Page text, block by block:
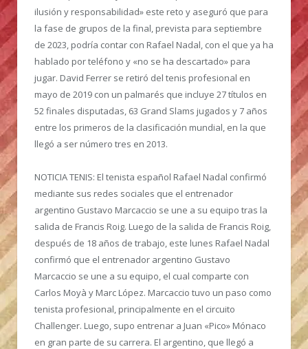
ilusión y responsabilidad» este reto y aseguró que para
la fase de grupos de la final, prevista para septiembre
de 2023, podría contar con Rafael Nadal, con el que ya ha
hablado por teléfono y «no se ha descartado» para
jugar. David Ferrer se retiró del tenis profesional en
mayo de 2019 con un palmarés que incluye 27 títulos en
52 finales disputadas, 63 Grand Slams jugados y 7 años
entre los primeros de la clasificación mundial, en la que
llegó a ser número tres en 2013.
NOTICIA TENIS: El tenista español Rafael Nadal confirmó
mediante sus redes sociales que el entrenador
argentino Gustavo Marcaccio se une a su equipo tras la
salida de Francis Roig. Luego de la salida de Francis Roig,
después de 18 años de trabajo, este lunes Rafael Nadal
confirmó que el entrenador argentino Gustavo
Marcaccio se une a su equipo, el cual comparte con
Carlos Moyà y Marc López. Marcaccio tuvo un paso como
tenista profesional, principalmente en el circuito
Challenger. Luego, supo entrenar a Juan «Pico» Mónaco
en gran parte de su carrera. El argentino, que llegó a